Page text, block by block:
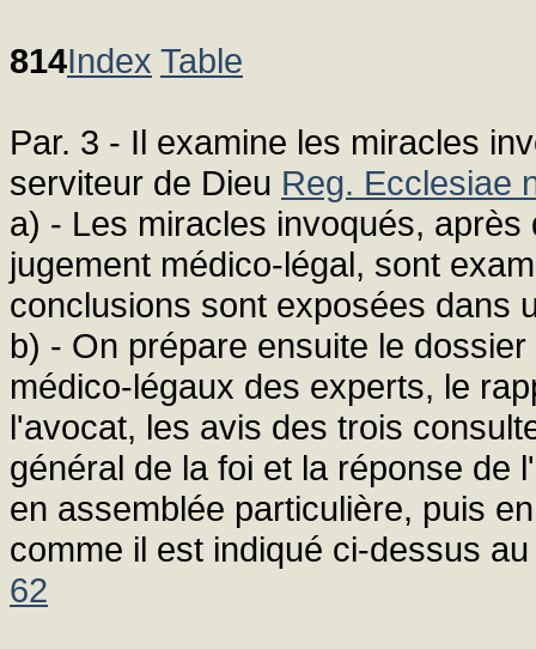
814Index Table
Par. 3 - Il examine les miracles
serviteur de Dieu Reg. Ecclesiae
a) - Les miracles invoqués,
jugement médico-légal, sont
conclusions sont exposées dans
b) - On prépare ensuite le
médico-légaux des experts, le
l'avocat, les avis des trois
général de la foi et la réponse de
en assemblée particulière, puis
comme il est indiqué ci-dessus
62